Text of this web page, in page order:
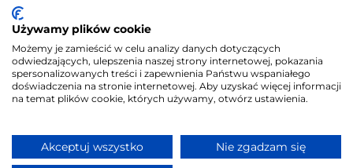
PRIME MMA
Żużlowa Ekstraliga
Speedway Grand Prix
Skoki narciarskie
Kontakt•Reklama• Polityka prywatności
Używamy plików cookie
Możemy je zamieścić w celu analizy danych dotyczących
odwiedzających, ulepszenia naszej strony internetowej, pokazania
spersonalizowanych treści i zapewnienia Państwu wspaniałego
doświadczenia na stronie internetowej. Aby uzyskać więcej informacji
na temat plików cookie, których używamy, otwórz ustawienia.
Akceptuj wszystko Nie zgadzam się